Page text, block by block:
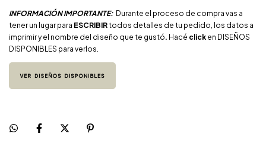
INFORMACIÓN IMPORTANTE: Durante el proceso de compra vas a
tener un lugar para ESCRIBIRtodos detalles de tu pedido, los datos a
imprimir y el nombre del diseño que te gustó. Hacé click en DISEÑOS
DISPONIBLES para verlos.